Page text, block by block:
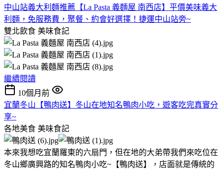
中山站義大利麵推薦【La Pasta 義麵屋 南西店】平價美味義大
利麵，免服務費，聚餐、約會好選擇！捷運中山站旁~
雙北飲食 美味食記
繼續閱讀
10個月前
宜蘭冬山【鴨肉送】冬山在地知名鴨肉小吃，遊客吃完真實分
享~
各地美食 美味食記
本來我想吃宜蘭羅東的六扇門，但在地的大弟帶我們來吃位在
冬山鄉廣興路的知名鴨肉小吃~【鴨肉送】，店面就是傳統的